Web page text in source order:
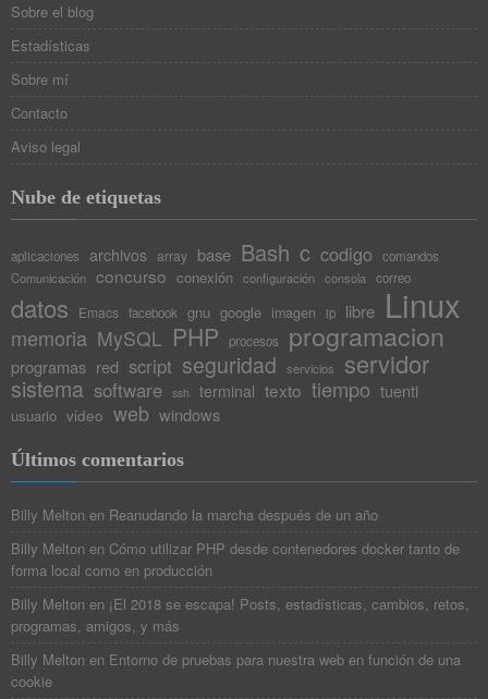
Sobre el blog
Estadísticas
Sobre mí
Contacto
Aviso legal
Nube de etiquetas
aplicaciones archivos array base Bash c codigo
comandos
Comunicación concurso conexión configuración consola correo
datos Emacs facebook gnu google imagen ip libre Linux
memoria MySQL PHP procesos programacion
programas red script seguridad servicios servidor
sistema software ssh terminal texto tiempo tuenti
usuario video web windows
Últimos comentarios
Billy Melton en Reanudando la marcha después de un año
Billy Melton en Cómo utilizar PHP desde contenedores docker tanto de
forma local como en producción
Billy Melton en ¡El 2018 se escapa! Posts, estadísticas, cambios, retos,
programas, amigos, y más
Billy Melton en Entorno de pruebas para nuestra web en función de una
cookie